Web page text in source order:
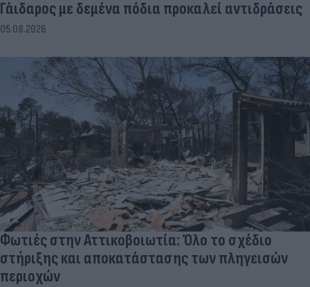
Γάιδαρος με δεμένα πόδια προκαλεί αντιδράσεις
05.08.2026
Φωτιές στην Αττικοβοιωτία: Όλο το σχέδιο
στήριξης και αποκατάστασης των πληγεισών
περιοχών